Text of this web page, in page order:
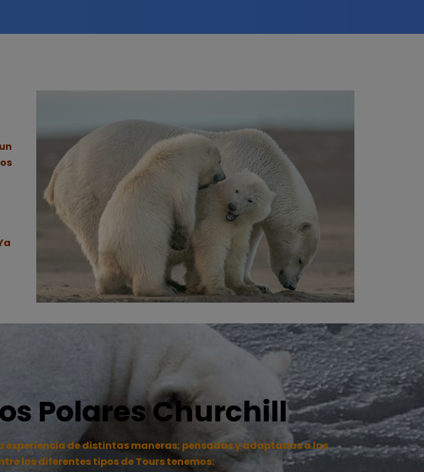
Polares Churchill
experiencia de distintas maneras; pensadas y adaptadas a las
los diferentes tipos de Tours tenemos: